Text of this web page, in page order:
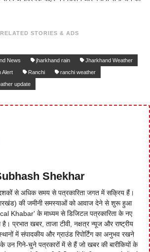
RELATED STORIES & ADS
News jharkhand rain
Jharkhand Weather
Alert Ranchi
ranchi weather
update
Shekhar
से अधिक समय से पत्रकारिता जगत में सक्रिय हैं।
की जमीनी समस्याओं को आवाज देने से शुरू हुआ
Khabar' के माध्यम से डिजिटल पत्रकारिता के नए
प्रभात खबर, ताजा टीवी, नक्षत्र न्यूज और राष्ट्रीय
में संपादकीय और ग्राउंड रिपोर्टिंग का अनुभव रखने
उन गिने-चुने पत्रकारों में से हैं जो खबर की बारीकियों के